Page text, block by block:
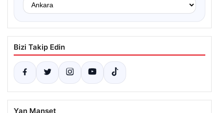
Bizi Takip Edin
Yan Manşet